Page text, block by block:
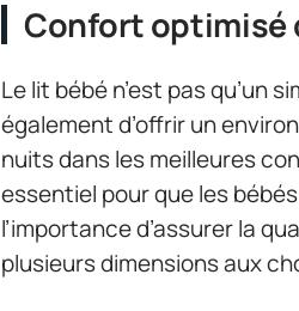
Confort optimisé
Le lit bébé n’est pas qu’un
également d’offrir un
nuits dans les meilleures
essentiel pour que les
l’importance d’assurer la
plusieurs dimensions aux